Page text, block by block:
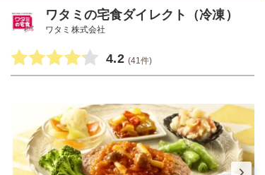
ワタミの宅食ダイレクト（冷凍）
ワタミ株式会社
4.2 (41件)